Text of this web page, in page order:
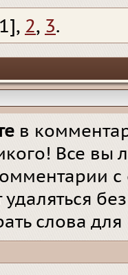
2, 3.
в
Все вы
удаляться
слова